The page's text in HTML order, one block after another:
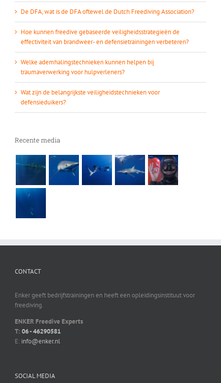
De DFA, wat is de DFA oftewel de Dutch Freediving Association?
Hoe kunnen freedive gebaseerde veiligheidsstrategieën de
effectiviteit van brandweer- en defensietrainingen verbeteren?
Welke ademhalingstechnieken kunnen helpen bij
traumaverwerking voor hulpverleners?
Wat zijn de belangrijkste veiligheidstechnieken voor
defensieduikers?
Recente media
CONTACT
Enker geeft bedrijfstrainingen en heeft een opleidingsinstituut voor
freediving.
ENKER Freedive Experts
T: 06 - 46290581
E: info@enker.nl
SOCIAL MEDIA